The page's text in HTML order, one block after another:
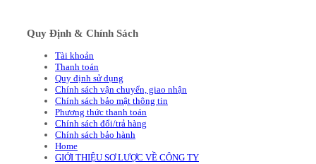
Quy Định & Chính Sách
Tài khoản
Thanh toán
Quy định sử dụng
Chính sách vận chuyển, giao nhận
Chính sách bảo mật thông tin
Phương thức thanh toán
Chính sách đổi/trả hàng
Chính sách bảo hành
Home
GIỚI THIỆU SƠ LƯỢC VỀ CÔNG TY